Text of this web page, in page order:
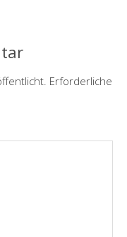
Erforderliche